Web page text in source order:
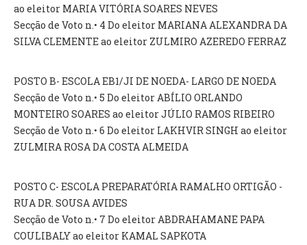
SECRETARIA
CANÍDEOS
RECENSEAMENTO ELEITORAL
ATESTADOS
VENDA AMBULANTE
EMPREGO (GIP)
O GABINETE
APOIO AOS DESEMPREGADOS
APOIO ÀS EMPRESAS
OFERTAS DE EMPREGO
ao eleitor MARIA VITÓRIA SOARES NEVES
Secção de Voto n.• 4 Do eleitor MARIANA ALEXANDRA DA
SILVA CLEMENTE ao eleitor ZULMIRO AZEREDO FERRAZ
POSTO B- ESCOLA EB1/JI DE NOEDA- LARGO DE NOEDA
Secção de Voto n.• 5 Do eleitor ABÍLIO ORLANDO
MONTEIRO SOARES ao eleitor JÚLIO RAMOS RIBEIRO
Secção de Voto n.• 6 Do eleitor LAKHVIR SINGH ao eleitor
ZULMIRA ROSA DA COSTA ALMEIDA
POSTO C- ESCOLA PREPARATÓRIA RAMALHO ORTIGÃO -
RUA DR. SOUSA AVIDES
Secção de Voto n.• 7 Do eleitor ABDRAHAMANE PAPA
COULIBALY ao eleitor KAMAL SAPKOTA